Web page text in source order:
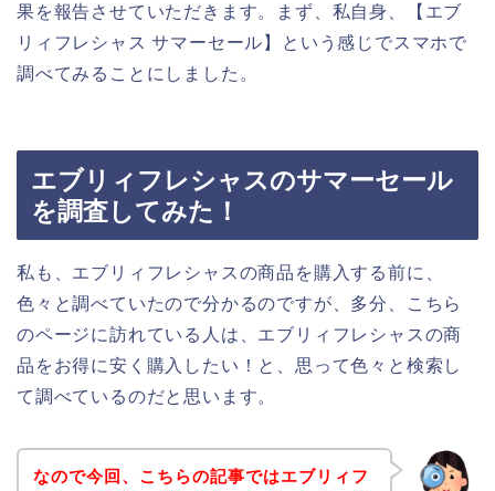
果を報告させていただきます。まず、私自身、【エブ
リィフレシャス サマーセール】という感じでスマホで
調べてみることにしました。
エブリィフレシャスのサマーセール
を調査してみた！
私も、エブリィフレシャスの商品を購入する前に、
色々と調べていたので分かるのですが、多分、こちら
のページに訪れている人は、エブリィフレシャスの商
品をお得に安く購入したい！と、思って色々と検索し
て調べているのだと思います。
なので今回、こちらの記事ではエブリィフ